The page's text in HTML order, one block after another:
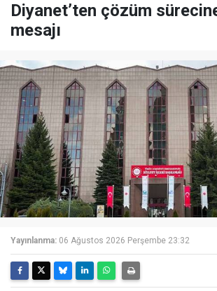
Diyanet’ten çözüm
mesajı
Yayınlanma: 06 Ağustos 2026 Perşembe 23:32